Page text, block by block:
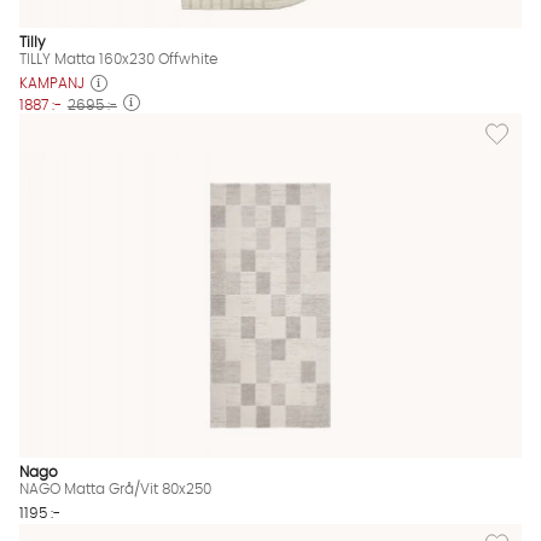
Tilly
TILLY Matta 160x230 Offwhite
KAMPANJ
1887 :- 2695 :-
Lägg
Nago
NAGO Matta Grå/Vit 80x250
1195 :-
Lägg